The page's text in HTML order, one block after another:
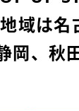
域は名
岡、秋